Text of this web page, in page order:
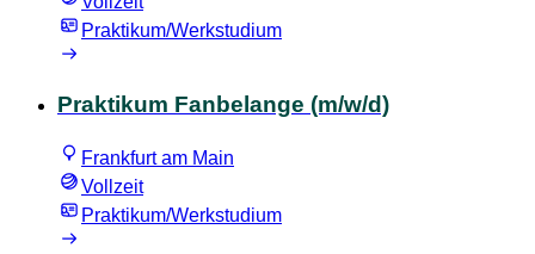
Praktikum/Werkstudium
Praktikum Fanbelange (m/w/d)
Frankfurt am Main
Vollzeit
Praktikum/Werkstudium